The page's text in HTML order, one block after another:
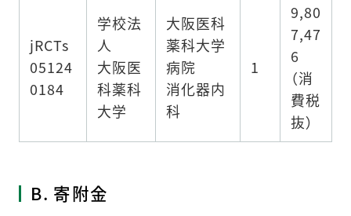
jRCTs
05124
0184
学校法
人
大阪医
科薬科
大学
大阪医科
薬科大学
病院
消化器内
科
1
9,80
7,47
6
（消
費税
抜）
B. 寄附金